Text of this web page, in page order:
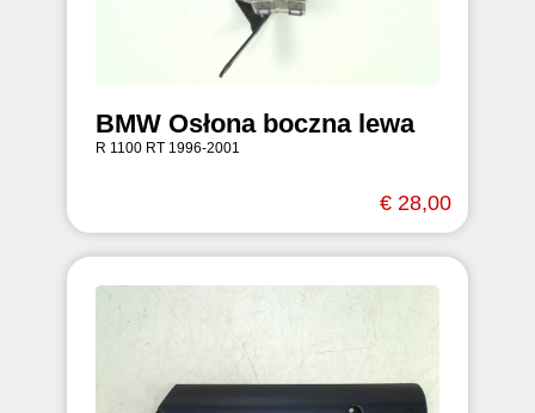
BMW Osłona boczna lewa
R 1100 RT 1996-2001
€ 28,00